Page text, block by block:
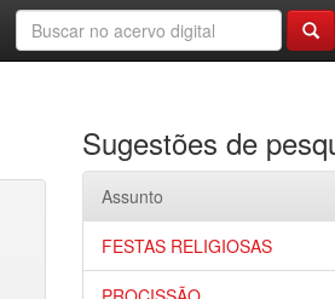
Sugestões de
Assunto
FESTAS RELIGIOSAS